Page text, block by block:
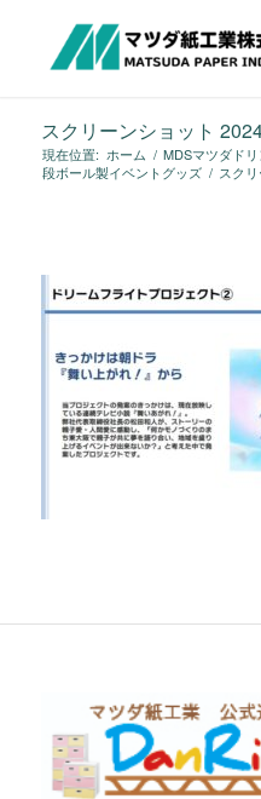
スクリーンショット
現在位置: ホーム / MDSマツダド
段ボール製イベントグッズ / スク